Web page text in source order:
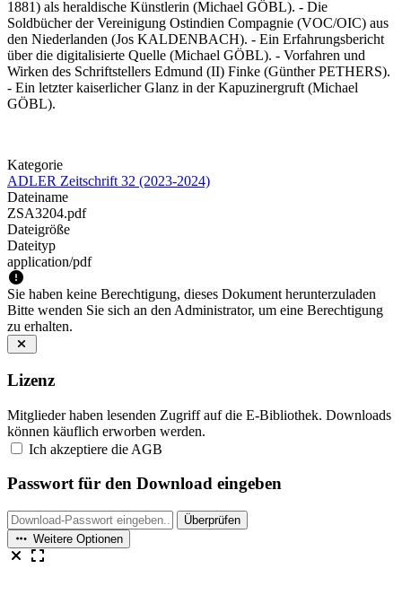
1881) als heraldische Künstlerin (Michael GÖBL). - Die
Soldbücher der Vereinigung Ostindien Compagnie (VOC/OIC) aus
den Niederlanden (Jos KALDENBACH). - Ein Erfahrungsbericht
über die digitalisierte Quelle (Michael GÖBL). - Vorfahren und
Wirken des Schriftstellers Edmund (II) Finke (Günther PETHERS).
- Ein letzter kaiserlicher Glanz in der Kapuzinergruft (Michael
GÖBL).
Kategorie
ADLER Zeitschrift 32 (2023-2024)
Dateiname
ZSA3204.pdf
Dateigröße
Dateityp
application/pdf
Sie haben keine Berechtigung, dieses Dokument herunterzuladen
Bitte wenden Sie sich an den Administrator, um eine Berechtigung
zu erhalten.
Lizenz
Mitglieder haben lesenden Zugriff auf die E-Bibliothek. Downloads
können käuflich erworben werden.
Ich akzeptiere die AGB
Passwort für den Download eingeben
Überprüfen
Weitere Optionen